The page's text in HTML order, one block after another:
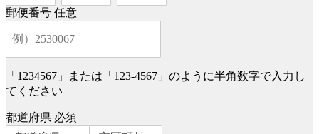
郵便番号 任意
「1234567」または「123-4567」のように半角数字で入力し
てください
都道府県 必須